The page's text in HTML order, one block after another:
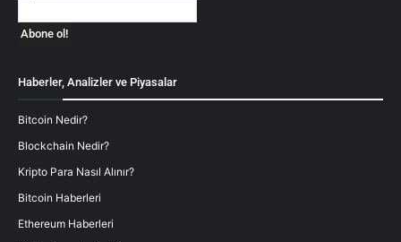
Haberler, Analizler ve Piyasalar
Bitcoin Nedir?
Blockchain Nedir?
Kripto Para Nasıl Alınır?
Bitcoin Haberleri
Ethereum Haberleri